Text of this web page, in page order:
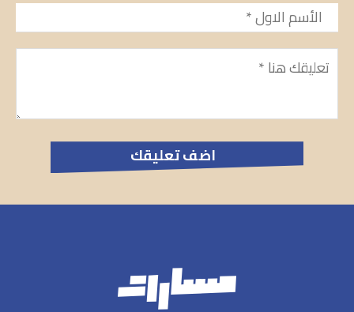
الأسم*
تعليق